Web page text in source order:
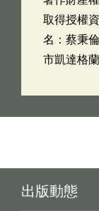
取得授權
名：蔡秉
市凱達格
出版動態